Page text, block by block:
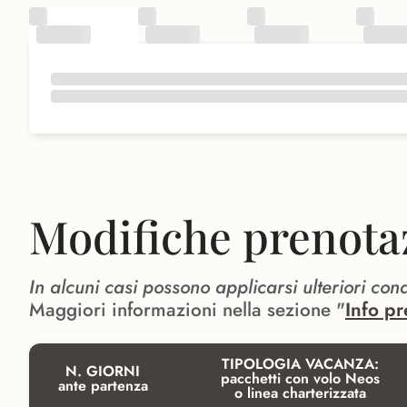
Modifiche
In alcuni casi possono applicarsi ulteriori
Maggiori informazioni nella sezione "Info
N. GIORNI
ante partenza
TIPOLOGIA VACANZA:
pacchetti con volo Neos
o linea charterizzata